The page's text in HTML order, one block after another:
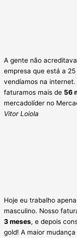
A gente não
empresa que está a
vendíamos na internet.
faturamos mais de 56
mercadolíder no
Vitor Loiola
Hoje eu trabalho
masculino. Nosso
3 meses, e depois
gold! A maior